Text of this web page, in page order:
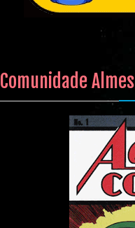
Comunidade Almes